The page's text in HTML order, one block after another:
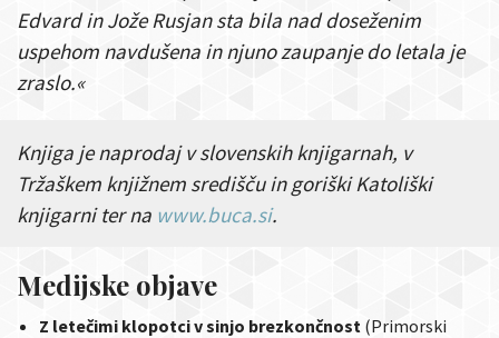
Edvard in Jože Rusjan sta bila nad doseženim
uspehom navdušena in njuno zaupanje do letala je
zraslo.«
Knjiga je naprodaj v slovenskih knjigarnah, v
Tržaškem knjižnem središču in goriški Katoliški
knjigarni ter na www.buca.si.
Medijske objave
Z letečimi klopotci v sinjo brezkončnost (Primorski